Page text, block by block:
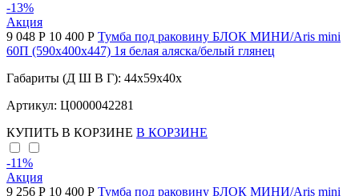
-13%
Акция
9 048 Р 10 400 Р Тумба под раковину БЛОК МИНИ/Aris mini
60П (590х400х447) 1я белая аляска/белый глянец
Габариты (Д Ш В Г): 44x59x40x
Артикул: Ц0000042281
КУПИТЬ В КОРЗИНЕ В КОРЗИНЕ
-11%
Акция
9 256 Р 10 400 Р Тумба под раковину БЛОК МИНИ/Aris mini